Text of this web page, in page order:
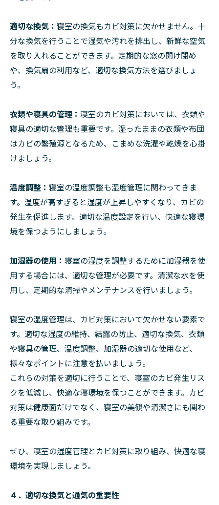
適切な換気： 寝室の換気もカビ対策に欠かせません。十
分な換気を行うことで湿気や汚れを排出し、新鮮な空気
を取り入れることができます。定期的な窓の開け閉め
や、換気扇の利用など、適切な換気方法を選びましょ
う。
衣類や寝具の管理： 寝室のカビ対策においては、衣類や
寝具の適切な管理も重要です。湿ったままの衣類や布団
はカビの繁殖源となるため、こまめな洗濯や乾燥を心掛
けましょう。
温度調整： 寝室の温度調整も湿度管理に関わってきま
す。温度が高すぎると湿度が上昇しやすくなり、カビの
発生を促進します。適切な温度設定を行い、快適な寝環
境を保つようにしましょう。
加湿器の使用： 寝室の湿度を調整するために加湿器を使
用する場合には、適切な管理が必要です。清潔な水を使
用し、定期的な清掃やメンテナンスを行いましょう。
寝室の湿度管理は、カビ対策において欠かせない要素で
す。適切な湿度の維持、結露の防止、適切な換気、衣類
や寝具の管理、温度調整、加湿器の適切な使用など、
様々なポイントに注意を払いましょう。
これらの対策を適切に行うことで、寝室のカビ発生リス
クを低減し、快適な寝環境を保つことができます。カビ
対策は健康面だけでなく、寝室の美観や清潔さにも関わ
る重要な取り組みです。
ぜひ、寝室の湿度管理とカビ対策に取り組み、快適な寝
環境を実現しましょう。
４．適切な換気と通気の重要性